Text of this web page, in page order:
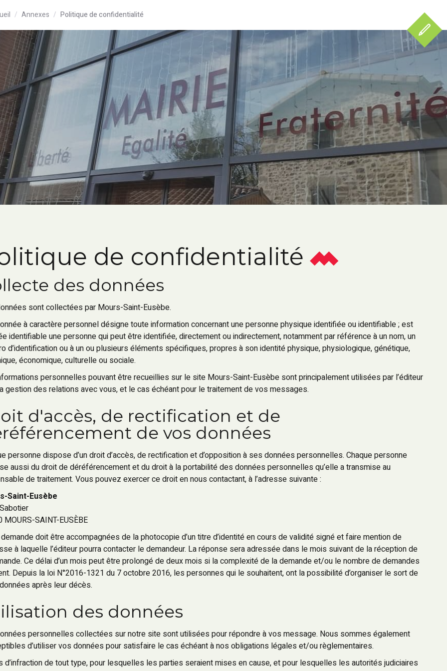
Annexes Politique de confidentialité
de confidentialité
des données
sont collectées par Mours-Saint-Eusèbe.
à caractère personnel désigne toute information concernant une personne physique identifiée ou identifiable ; est
identifiable une personne qui peut être identifiée, directement ou indirectement, notamment par référence à un nom, un
d’identification ou à un ou plusieurs éléments spécifiques, propres à son identité physique, physiologique, génétique,
économique, culturelle ou sociale.
personnelles pouvant être recueillies sur le site Mours-Saint-Eusèbe sont principalement utilisées par l’éditeur
gestion des relations avec vous, et le cas échéant pour le traitement de vos messages.
d'accès, de rectification et de
de vos données
personne dispose d’un droit d’accès, de rectification et d’opposition à ses données personnelles. Chaque personne
aussi du droit de déréférencement et du droit à la portabilité des données personnelles qu’elle a transmise au
de traitement. Vous pouvez exercer ce droit en nous contactant, à l’adresse suivante :
Saint-Eusèbe
MOURS-SAINT-EUSÈBE
doit être accompagnées de la photocopie d’un titre d’identité en cours de validité signé et faire mention de
à laquelle l’éditeur pourra contacter le demandeur. La réponse sera adressée dans le mois suivant de la réception de
Ce délai d’un mois peut être prolongé de deux mois si la complexité de la demande et/ou le nombre de demandes
Depuis la loi N°2016-1321 du 7 octobre 2016, les personnes qui le souhaitent, ont la possibilité d’organiser le sort de
après leur décès.
des données
personnelles collectées sur notre site sont utilisées pour répondre à vos message. Nous sommes également
d’utiliser vos données pour satisfaire le cas échéant à nos obligations légales et/ou règlementaires.
d’infraction de tout type, pour lesquelles les parties seraient mises en cause, et pour lesquelles les autorités judiciaires